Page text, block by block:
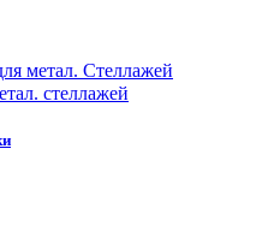
метал. Стеллажей
стеллажей